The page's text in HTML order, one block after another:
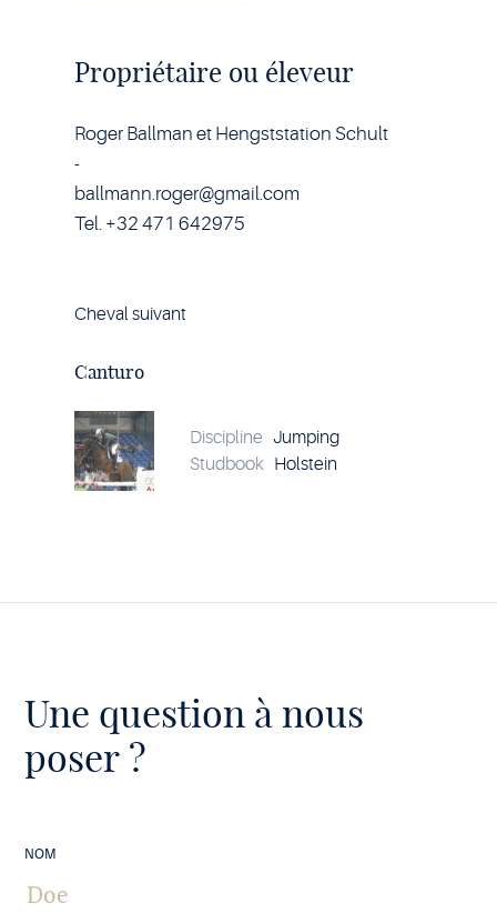
Propriétaire ou éleveur
Roger Ballman et Hengststation Schult
-
ballmann.roger@gmail.com
Tel. +32 471 642975
Cheval suivant
cheval
Canturo
Canturo
Discipline Jumping
Studbook Holstein
Une question à nous
poser ?
NOM